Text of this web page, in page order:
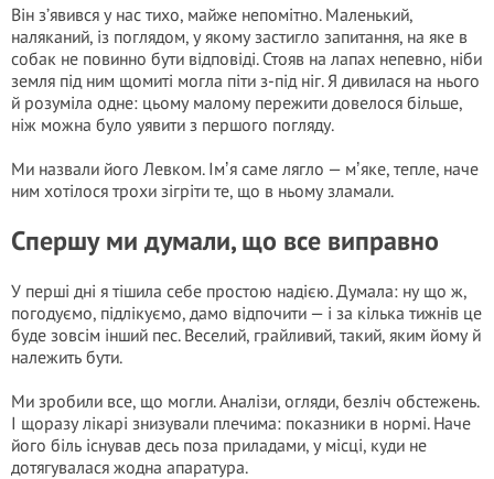
Він з’явився у нас тихо, майже непомітно. Маленький,
наляканий, із поглядом, у якому застигло запитання, на яке в
собак не повинно бути відповіді. Стояв на лапах непевно, ніби
земля під ним щомиті могла піти з-під ніг. Я дивилася на нього
й розуміла одне: цьому малому пережити довелося більше,
ніж можна було уявити з першого погляду.
Ми назвали його Левком. Імʼя саме лягло — мʼяке, тепле, наче
ним хотілося трохи зігріти те, що в ньому зламали.
Спершу ми думали, що все виправно
У перші дні я тішила себе простою надією. Думала: ну що ж,
погодуємо, підлікуємо, дамо відпочити — і за кілька тижнів це
буде зовсім інший пес. Веселий, грайливий, такий, яким йому й
належить бути.
Ми зробили все, що могли. Аналізи, огляди, безліч обстежень.
І щоразу лікарі знизували плечима: показники в нормі. Наче
його біль існував десь поза приладами, у місці, куди не
дотягувалася жодна апаратура.